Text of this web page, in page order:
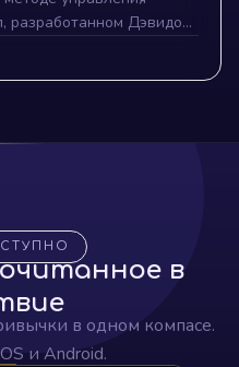
разработанном Дэвидом
системы,
в
в одном компасе.
и Android.